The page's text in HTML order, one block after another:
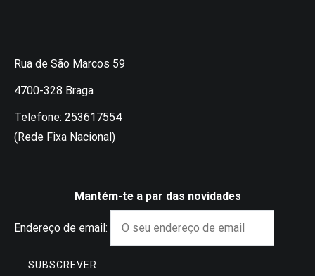
Rua de São Marcos 59
4700-328 Braga
Telefone: 253617554
(Rede Fixa Nacional)
Mantém-te a par das novidades
Endereço de email: